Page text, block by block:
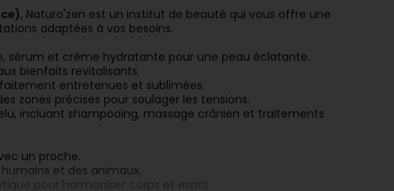
, Naturo'zen est un institut de beauté qui vous offre une
adaptées à vos besoins.
sérum et crème hydratante pour une peau éclatante.
bienfaits revitalisants.
entretenues et sublimées.
zones précises pour soulager les tensions.
incluant shampooing, massage crânien et traitements
un proche.
et des animaux.
pour harmoniser corps et esprit.